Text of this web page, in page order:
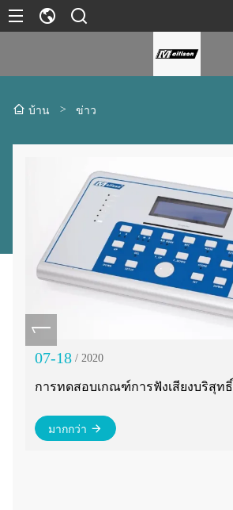
บ้าน > ข่าว
07-18 / 2020
การทดสอบเกณฑ์การฟังเสียงบริสุทธิ์
มากกว่า